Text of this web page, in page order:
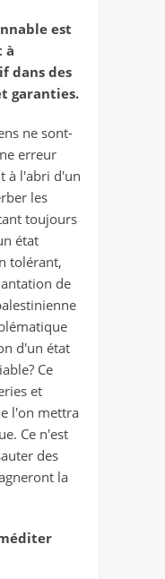
est
à
dans des
garanties.
ne sont-
erreur
à l'abri d'un
les
toujours
état
tolérant,
de
d'un état
Ce
et
l'on mettra
Ce n'est
des
la